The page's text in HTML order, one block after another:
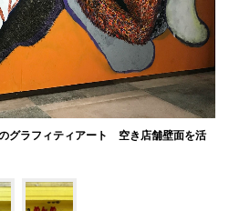
グラフィティアート 空き店舗壁面を活